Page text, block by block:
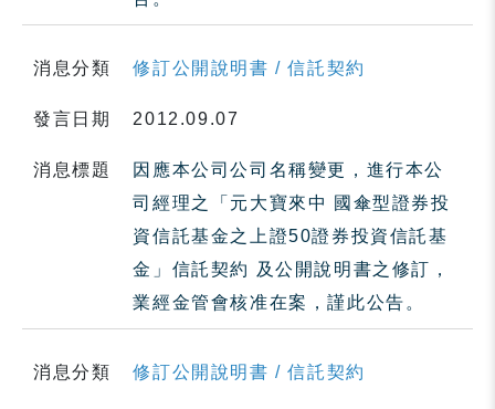
消息分類 修訂公開說明書 / 信託契約
發言日期 2012.09.07
消息標題
因應本公司公司名稱變更，進行本公
司經理之「元大寶來中 國傘型證券投
資信託基金之上證50證券投資信託基
金」信託契約 及公開說明書之修訂，
業經金管會核准在案，謹此公告。
消息分類 修訂公開說明書 / 信託契約